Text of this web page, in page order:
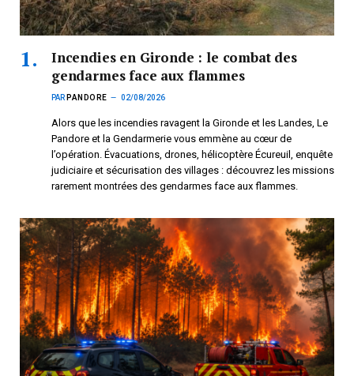
Incendies en Gironde : le combat des
gendarmes face aux flammes
PAR PANDORE 02/08/2026
Alors que les incendies ravagent la Gironde et les Landes, Le
Pandore et la Gendarmerie vous emmène au cœur de
l’opération. Évacuations, drones, hélicoptère Écureuil, enquête
judiciaire et sécurisation des villages : découvrez les missions
rarement montrées des gendarmes face aux flammes.